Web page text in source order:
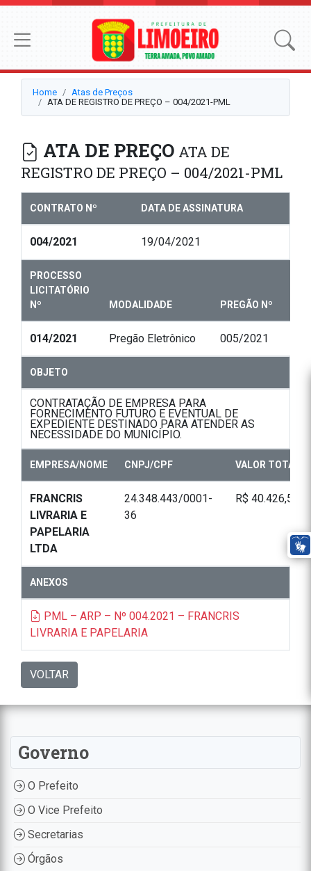
Home
Atas de Preços
ATA DE REGISTRO DE PREÇO – 004/2021-PML
ATA DE PREÇO ATA DE
REGISTRO DE PREÇO – 004/2021-PML
CONTRATO Nº DATA DE ASSINATURA
004/2021 19/04/2021
PROCESSO
LICITATÓRIO
Nº
MODALIDADE PREGÃO Nº
014/2021 Pregão Eletrônico 005/2021
OBJETO
CONTRATAÇÃO DE EMPRESA PARA
FORNECIMENTO FUTURO E EVENTUAL DE
EXPEDIENTE DESTINADO PARA ATENDER AS
NECESSIDADE DO MUNICÍPIO.
EMPRESA/NOME CNPJ/CPF VALOR TOTAL
FRANCRIS
LIVRARIA E
PAPELARIA
LTDA
24.348.443/0001-
36
R$ 40.426,50
ANEXOS
PML – ARP – Nº 004.2021 – FRANCRIS
LIVRARIA E PAPELARIA
VOLTAR
Governo
O Prefeito
O Vice Prefeito
Secretarias
Órgãos